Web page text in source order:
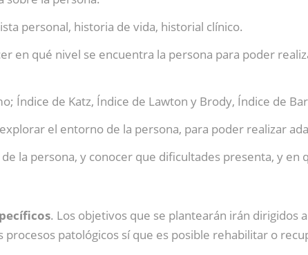
personal, historia de vida, historial clínico.
en qué nivel se encuentra la persona para poder
Índice de Katz, Índice de Lawton y Brody, Índice de
el entorno de la persona, para poder realizar
la persona, y conocer que dificultades presenta, y en
. Los objetivos que se plantearán irán
patológicos sí que es posible rehabilitar o